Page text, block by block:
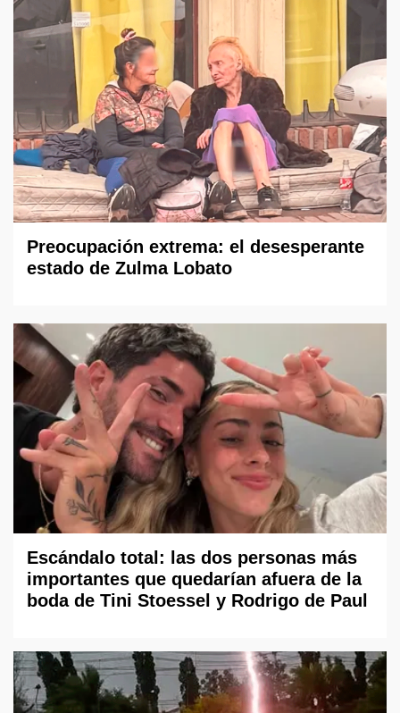
Preocupación extrema: el desesperante
estado de Zulma Lobato
Escándalo total: las dos personas más
importantes que quedarían afuera de la
boda de Tini Stoessel y Rodrigo de Paul